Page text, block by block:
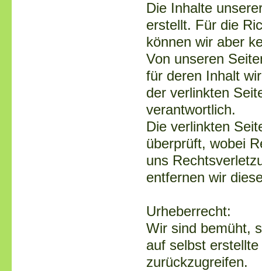
Die Inhalte
erstellt. Für die
können wir aber
Von unseren
für deren Inhalt
der verlinkten
verantwortlich.
Die verlinkten
überprüft, wobei
uns
entfernen wir
Urheberrecht:
Wir sind bemüht,
auf selbst
zurückzugreifen.